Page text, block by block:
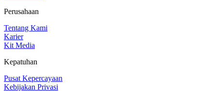
Perusahaan
Tentang Kami
Karier
Kit Media
Kepatuhan
Pusat Kepercayaan
Kebijakan Privasi